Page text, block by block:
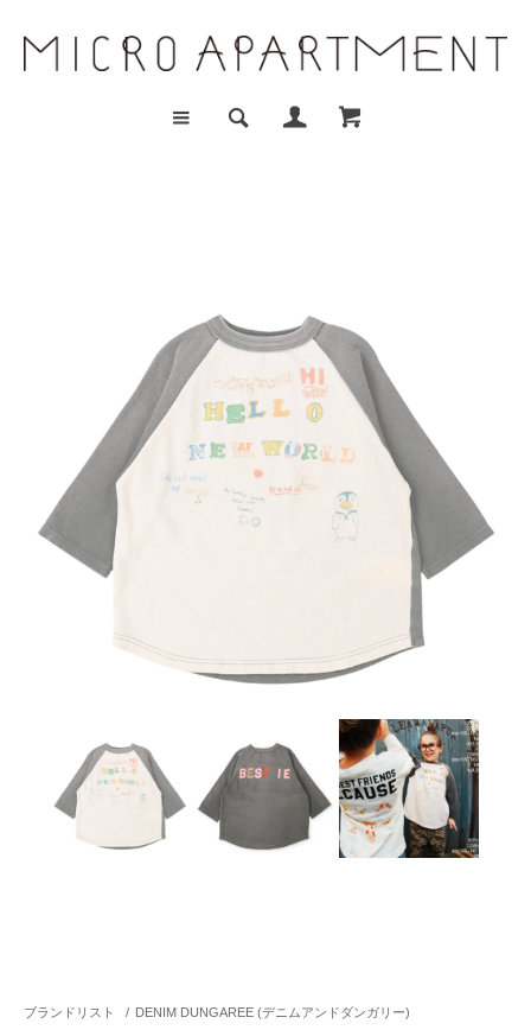
ブランドリスト / DENIM DUNGAREE (デニムアンドダンガリー)